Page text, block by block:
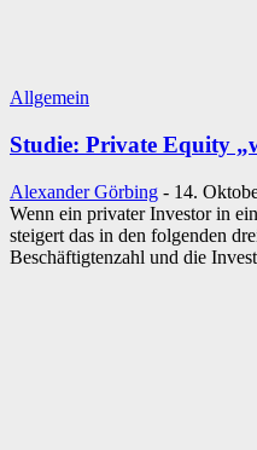
Allgemein
Studie: Private Equity
Alexander Görbing - 14.
Wenn ein privater Investor in
steigert das in den folgenden
Beschäftigtenzahl und die